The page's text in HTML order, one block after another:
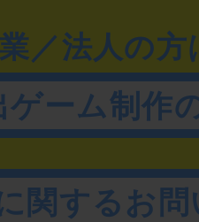
／法人の方
ゲーム制作
関するお